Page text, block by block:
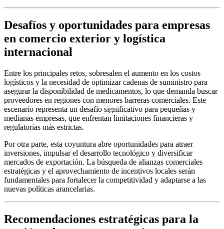
Desafíos y oportunidades para empresas
en comercio exterior y logística
internacional
Entre los principales retos, sobresalen el aumento en los costos
logísticos y la necesidad de optimizar cadenas de suministro para
asegurar la disponibilidad de medicamentos, lo que demanda buscar
proveedores en regiones con menores barreras comerciales. Este
escenario representa un desafío significativo para pequeñas y
medianas empresas, que enfrentan limitaciones financieras y
regulatorias más estrictas.
Por otra parte, esta coyuntura abre oportunidades para atraer
inversiones, impulsar el desarrollo tecnológico y diversificar
mercados de exportación. La búsqueda de alianzas comerciales
estratégicas y el aprovechamiento de incentivos locales serán
fundamentales para fortalecer la competitividad y adaptarse a las
nuevas políticas arancelarias.
Recomendaciones estratégicas para la